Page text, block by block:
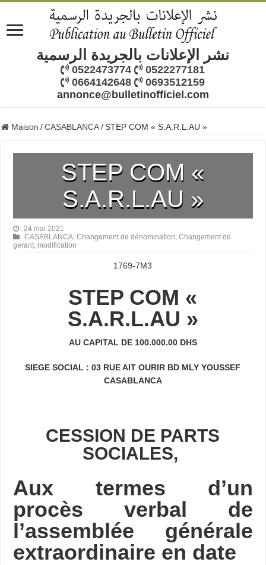
نشر الإعلانات بالجريدة الرسمية
0522473774
0522277181
0664142648
0693512159
annonce@bulletinofficiel.com
Maison / CASABLANCA / STEP COM « S.A.R.L.AU »
STEP COM «
S.A.R.L.AU »
24 mai 2021
CASABLANCA,Changement de dénomination,Changement de
gerant, modification
1769-7M3
STEP COM «
S.A.R.L.AU »
AU CAPITAL DE 100.000.00 DHS
SIEGE SOCIAL : 03 RUE AIT OURIR BD MLY YOUSSEF
CASABLANCA
CESSION DE PARTS
SOCIALES,
Aux termes d’un
procès verbal de
l’assemblée générale
extraordinaire en date